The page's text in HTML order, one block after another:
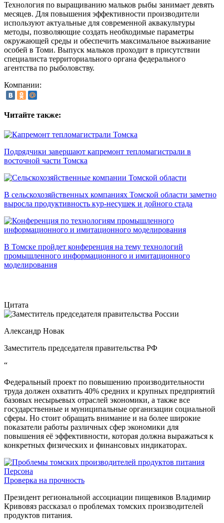
Технология по выращиванию мальков рыбы занимает девять
месяцев. Для повышения эффективности производители
используют актуальные для современной аквакультуры
методы, позволяющие создать необходимые параметры
окружающей среды и обеспечить максимальное выживание
особей в Томи. Выпуск мальков проходит в присутствии
специалиста территориального органа федерального
агентства по рыболовству.
Компании:
Читайте также:
Подрядчики завершают капремонт тепломагистрали в
восточной части Томска
В сельскохозяйственных компаниях Томской области заметно
выросла продуктивность кур-несушек и дойного стада
В Томске пройдет конференция на тему технологий
промышленного информационного и имитационного
моделирования
Цитата
Александр Новак
Заместитель председателя правительства РФ
“
Федеральный проект по повышению производительности
труда должен охватить 40% средних и крупных предприятий
базовых несырьевых отраслей экономики, а также все
государственные и муниципальные организации социальной
сферы. Но стоит обращать внимание и на более широкие
показатели работы различных сфер экономики для
повышения её эффективности, которая должна выражаться к
конкретных физических и финансовых индикаторах.
Персона
Проверка на прочность
Президент региональной ассоциации пищевиков Владимир
Кривовяз рассказал о проблемах томских производителей
продуктов питания.